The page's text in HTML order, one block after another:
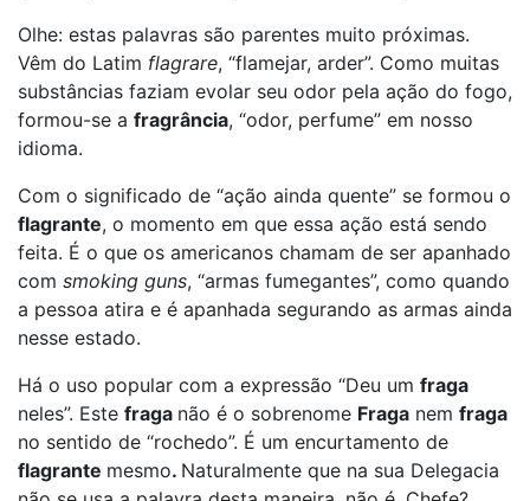
Olhe: estas palavras são parentes muito próximas.
Vêm do Latim flagrare, “flamejar, arder”. Como muitas
substâncias faziam evolar seu odor pela ação do fogo,
formou-se a fragrância, “odor, perfume” em nosso
idioma.
Com o significado de “ação ainda quente” se formou o
flagrante, o momento em que essa ação está sendo
feita. É o que os americanos chamam de ser apanhado
com smoking guns, “armas fumegantes”, como quando
a pessoa atira e é apanhada segurando as armas ainda
nesse estado.
Há o uso popular com a expressão “Deu um fraga
neles”. Este fraga não é o sobrenome Fraga nem fraga
no sentido de “rochedo”. É um encurtamento de
flagrante mesmo. Naturalmente que na sua Delegacia